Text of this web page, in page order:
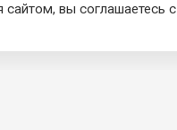
вы соглашаетесь с